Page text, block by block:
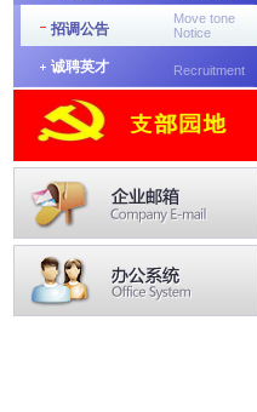
招调公告
Move tone
Notice
诚聘英才 Recruitment